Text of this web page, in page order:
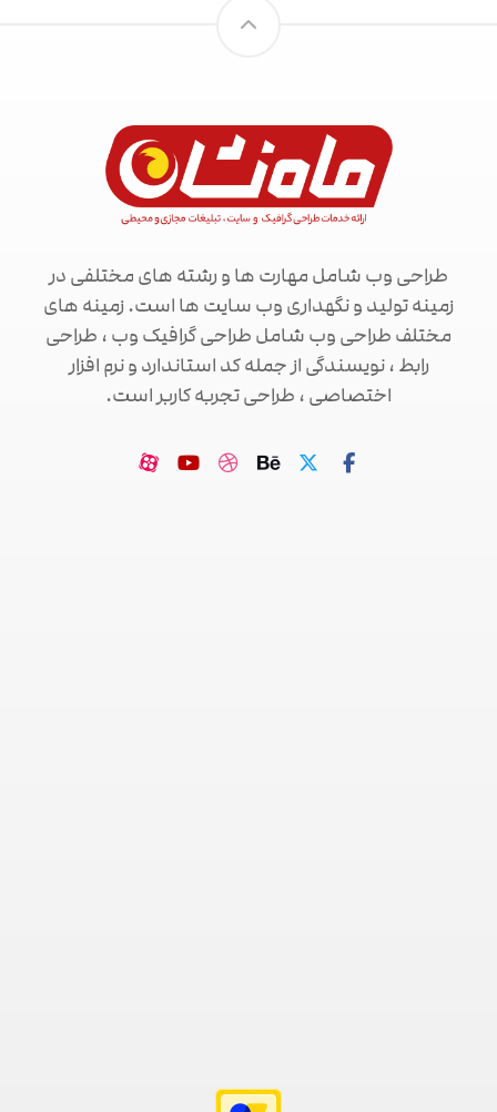
طراحی وب شامل مهارت ها و رشته های مختلفی در
زمینه تولید و نگهداری وب سایت ها است. زمینه های
مختلف طراحی وب شامل طراحی گرافیک وب ، طراحی
رابط ، نویسندگی از جمله کد استاندارد و نرم افزار
اختصاصی ، طراحی تجربه کاربر است.